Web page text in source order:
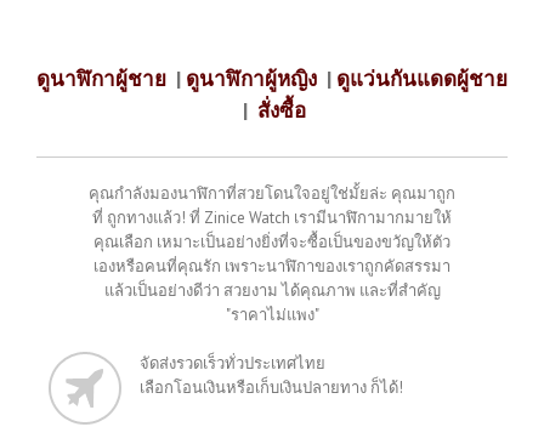
ดูนาฬิกาผู้ชาย | ดูนาฬิกาผู้หญิง | ดูแว่นกันแดดผู้ชาย
| สั่งซื้อ
คุณกำลังมองนาฬิกาที่สวยโดนใจอยู่ใช่มั้ยล่ะ คุณมาถูก
ที่ ถูกทางแล้ว! ที่ Zinice Watch เรามีนาฬิกามากมายให้
คุณเลือก เหมาะเป็นอย่างยิ่งที่จะซื้อเป็นของขวัญให้ตัว
เองหรือคนที่คุณรัก เพราะนาฬิกาของเราถูกคัดสรรมา
แล้วเป็นอย่างดีว่า สวยงาม ได้คุณภาพ และที่สำคัญ
"ราคาไม่แพง"
จัดส่งรวดเร็วทั่วประเทศไทย
เลือกโอนเงินหรือเก็บเงินปลายทาง ก็ได้!